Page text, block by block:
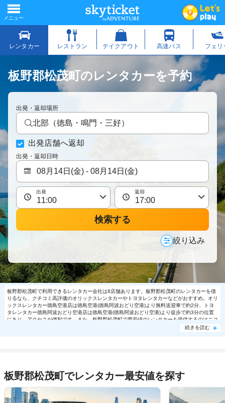
板野郡松茂町のレンタカーを予約
出発・返却場所
北部（徳島・鳴門・三好）
出発店舗へ返却
出発・返却日時
出発 返却
検索する
絞り込み
板野郡松茂町で利用できるレンタカー会社は8店舗あります。板野郡松茂町のレンタカーを借
りるなら、クチコミ高評価のオリックスレンタカーやトヨタレンタカーなどがおすすめ。オリ
ックスレンタカー徳島空港店は徳島空港(徳島阿波おどり空港)より無料送迎車で約2分、トヨ
タレンタカー徳島阿波おどり空港店は徳島空港(徳島阿波おどり空港)より徒歩で約3分の位置
にあり、アクセスが便利です。また、板野郡松茂町で最安値のレンタカーを提供するのはニコ
ニコレンタカーです。板野郡松茂町のニコニコレンタカーでは日帰り利用でコンパクト6800
続きを読む
板野郡松茂町でレンタカー最安値を探す